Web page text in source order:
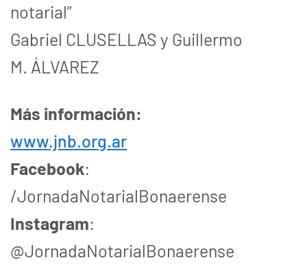
notarial”
Gabriel CLUSELLAS y Guillermo
M. ÁLVAREZ
Más información:
www.jnb.org.ar
Facebook:
/JornadaNotarialBonaerense
Instagram:
@JornadaNotarialBonaerense